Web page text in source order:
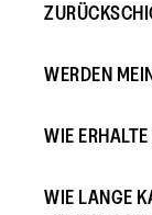
WERDEN
WIE
WIE LANGE